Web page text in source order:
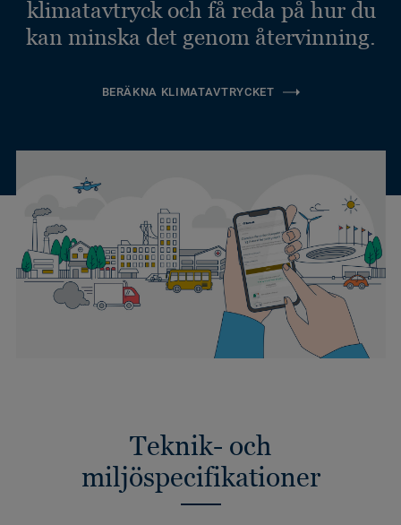
klimatavtryck och få reda på hur du
kan minska det genom återvinning.
BERÄKNA KLIMATAVTRYCKET
Teknik- och
miljöspecifikationer